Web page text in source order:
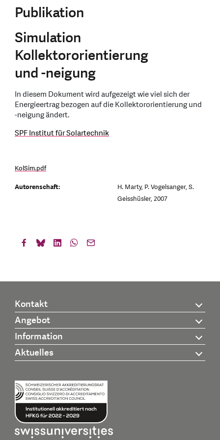
Publikation
Simulation
Kollektororientierung
und -neigung
In diesem Dokument wird aufgezeigt wie viel sich der
Energieertrag bezogen auf die Kollektororientierung und
-neigung ändert.
SPF Institut für Solartechnik
KolSim.pdf
Autorenschaft:
H. Marty, P. Vogelsanger, S.
Geisshüsler, 2007
Kontakt
Angebot
Information
Aktuelles